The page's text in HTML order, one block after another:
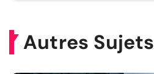
Autres Sujets